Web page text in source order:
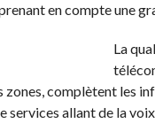
en compte une
La
complètent les
services allant de la